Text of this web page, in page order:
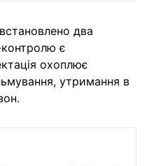
два
контролю є
охоплює
утримання в